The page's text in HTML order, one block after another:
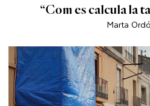
“Com es calcula la
Marta